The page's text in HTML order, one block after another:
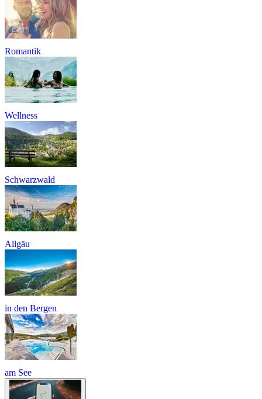
Romantik
Wellness
Schwarzwald
Allgäu
in den Bergen
am See